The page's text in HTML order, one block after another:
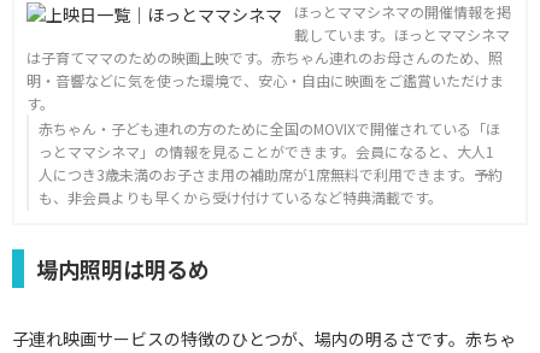
ほっとママシネマの開催情報を掲
載しています。ほっとママシネマ
は子育てママのための映画上映です。赤ちゃん連れのお母さんのため、照
明・音響などに気を使った環境で、安心・自由に映画をご鑑賞いただけま
す。
赤ちゃん・子ども連れの方のために全国のMOVIXで開催されている「ほ
っとママシネマ」の情報を見ることができます。会員になると、大人1
人につき3歳未満のお子さま用の補助席が1席無料で利用できます。予約
も、非会員よりも早くから受け付けているなど特典満載です。
場内照明は明るめ
子連れ映画サービスの特徴のひとつが、場内の明るさです。赤ちゃ